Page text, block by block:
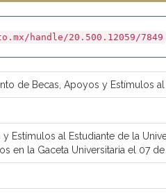
handle/20.500.12059/7849
de Becas, Apoyos y Estímulos
Estímulos al Estudiante de la
en la Gaceta Universitaria el 07 de